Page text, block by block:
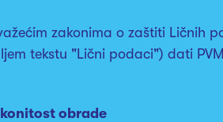
zakonima o zaštiti Ličnih
tekstu "Lični podaci") dati
obrade